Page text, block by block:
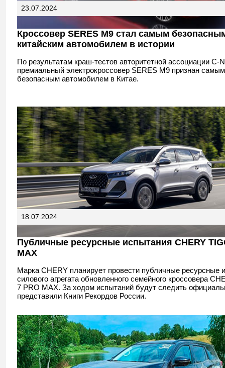
23.07.2024
Кроссовер SERES M9 стал самым
китайским автомобилем в истории
По результатам краш-тестов авторитетной ассоциации С-
премиальный электрокроссовер SERES M9 признан самым
безопасным автомобилем в Китае.
18.07.2024
Публичные ресурсные испытания CHERY
MAX
Марка CHERY планирует провести публичные ресурсные
силового агрегата обновленного семейного кроссовера
7 PRO MAX. За ходом испытаний будут следить
представили Книги Рекордов России.